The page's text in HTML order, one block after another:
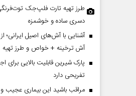
طرز تهیه تارت فلپ‌جک توت‌فرنگی
دسری ساده و خوشمزه
آشنایی با آش‌های اصیل ایرانی؛
آش ترخینه + خواص و طرز تهیه
پارک شیرین قابلیت‌ بالایی برای
تفریحی دارد
مراقب باشید این بیماری عجیب و
کوتاه‏‌مدت و
اربعین
رحمت‌الله نوروزی -
مجلس